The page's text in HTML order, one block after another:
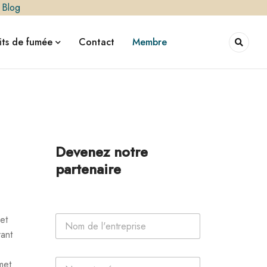
Blog
de fumée Contact Membre
Devenez notre
partenaire
N
m
d
P